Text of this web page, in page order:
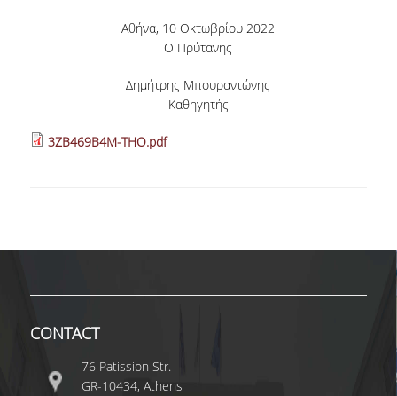
CURRENT PHD HOLDERS
PHD CANDIDATES
QUALITY ASSURANCE POLICY
Αθήνα, 10 Οκτωβρίου 2022
Ο Πρύτανης
Δημήτρης Μπουραντώνης
Καθηγητής
3ΖΒ469Β4Μ-ΤΗΟ.pdf
CONTACT
76 Patission Str.
GR-10434, Athens